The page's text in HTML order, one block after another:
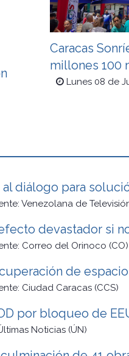
Caracas
millones 100
Lunes 08 de
diálogo para
Venezolana de
devastador si
Correo del Orinoco (CO)
de
Ciudad Caracas (CCS)
por bloqueo de
Noticias (ÚN)